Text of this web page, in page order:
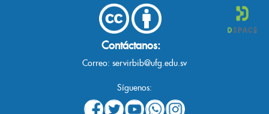
Contáctanos:
Correo: servirbib@ufg.edu.sv
Síguenos: